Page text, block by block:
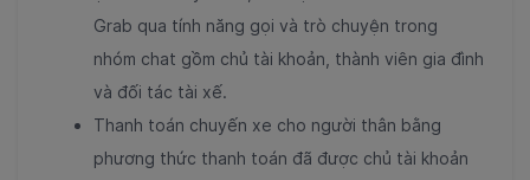
Grab qua tính năng gọi và trò chuyện trong
nhóm chat gồm chủ tài khoản, thành viên gia đình
và đối tác tài xế.
Thanh toán chuyến xe cho người thân bằng
phương thức thanh toán đã được chủ tài khoản